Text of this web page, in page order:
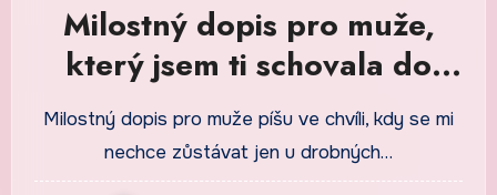
Milostný dopis pro muže,
který jsem ti schovala do
krabičky od čaje
Milostný dopis pro muže píšu ve chvíli, kdy se mi
nechce zůstávat jen u drobných…